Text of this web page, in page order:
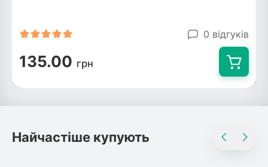
0 відгуків
135.00 грн
Найчастіше купують